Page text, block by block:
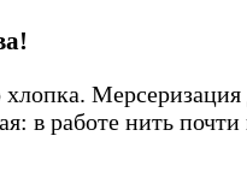
в работе нить